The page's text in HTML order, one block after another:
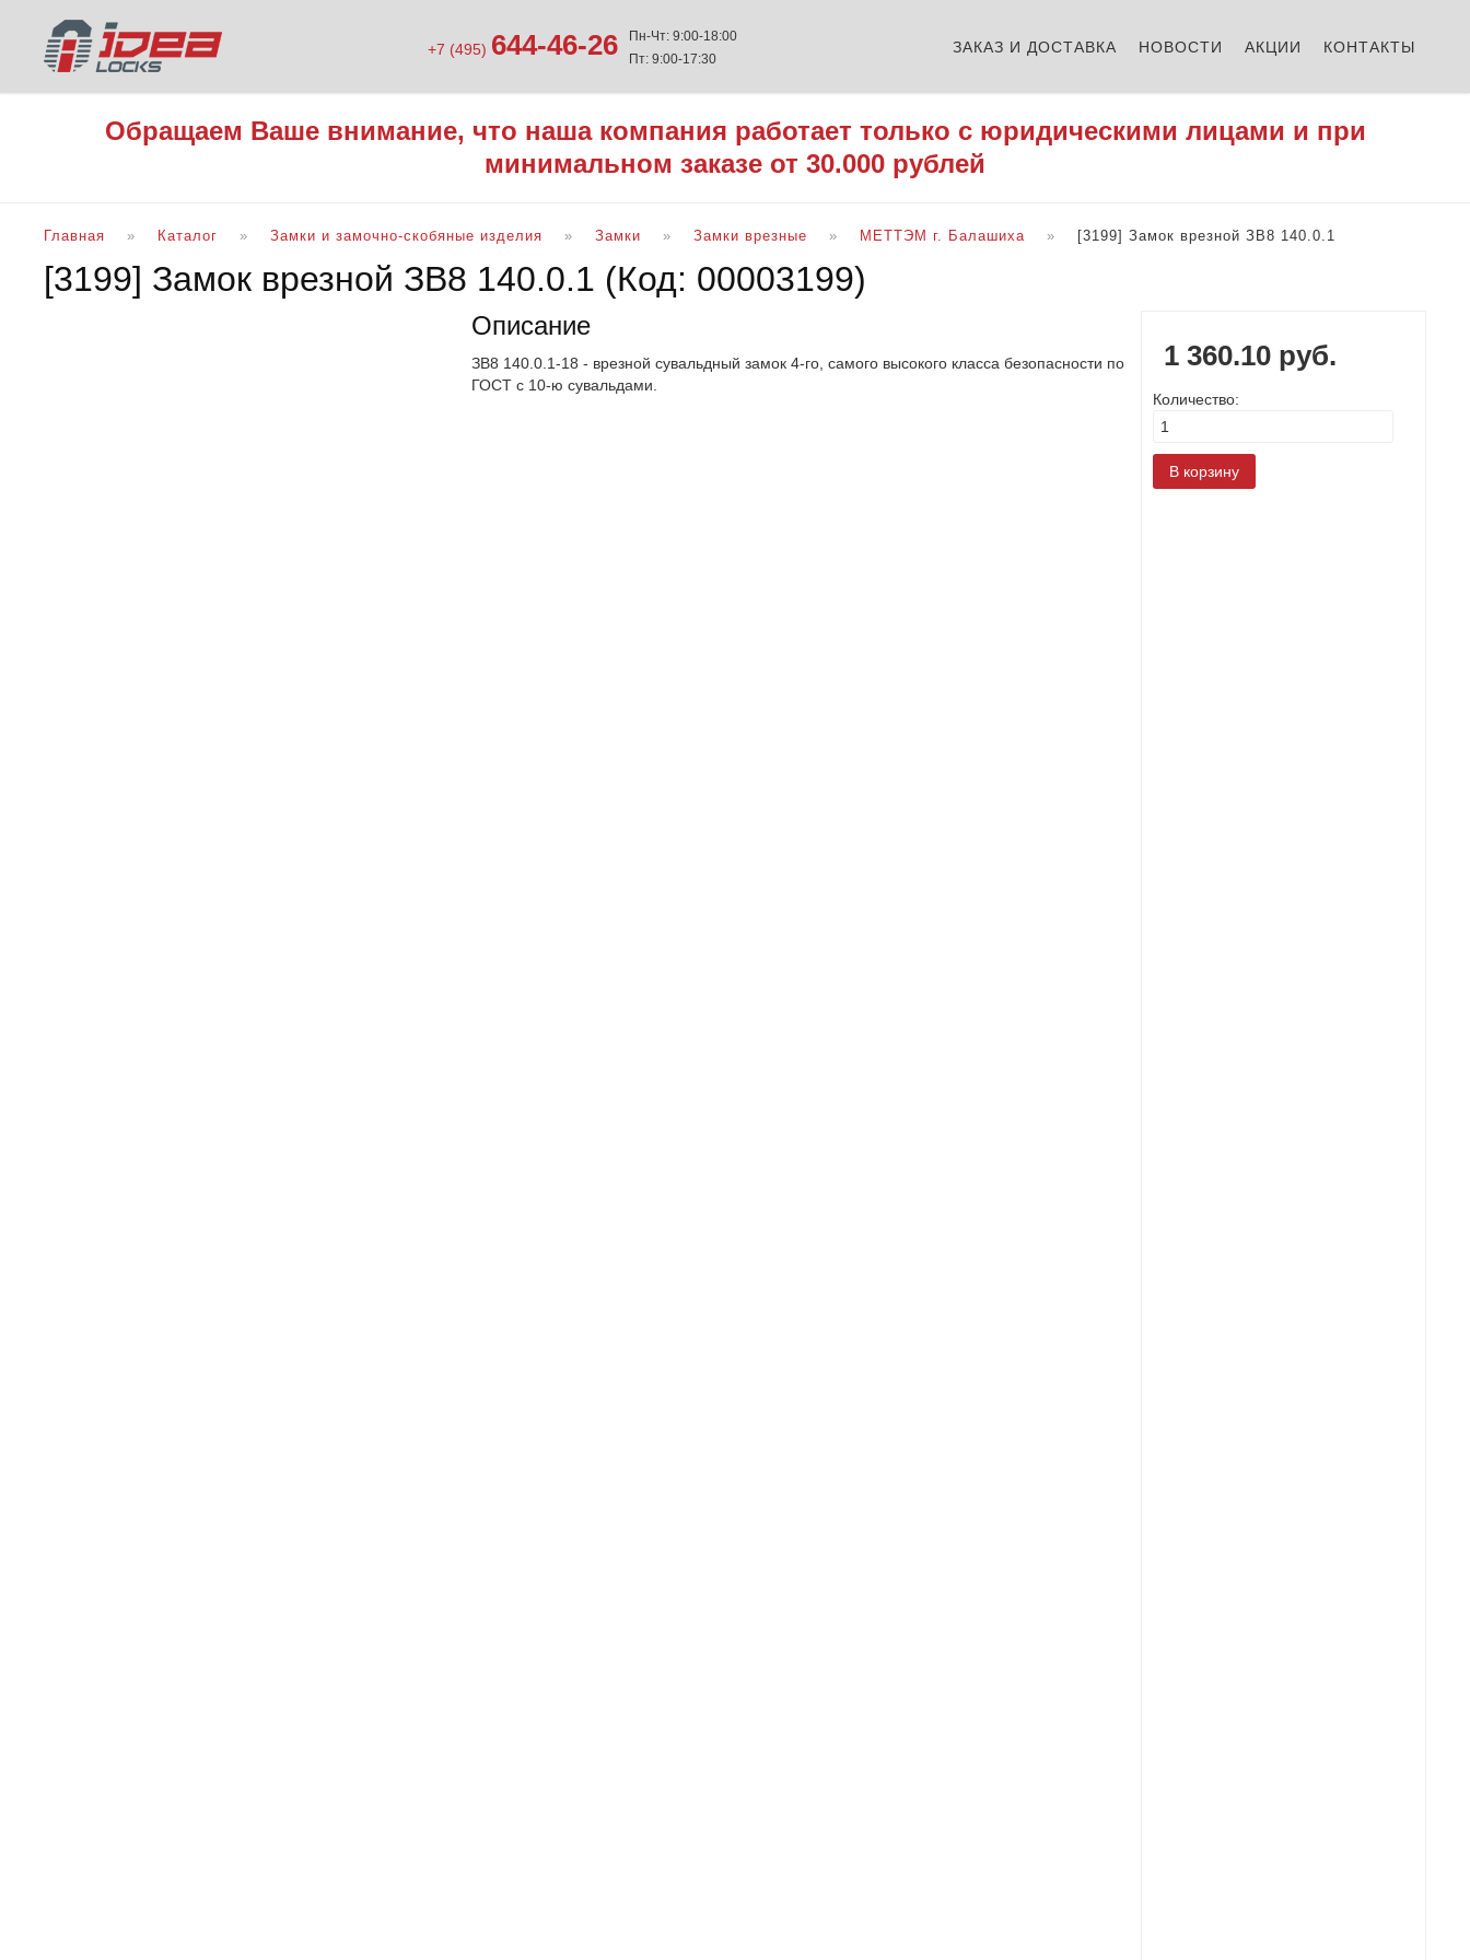
+7 (495) 644-46-26
Пн-Чт: 9:00-18:00
Пт: 9:00-17:30
ЗАКАЗ И ДОСТАВКА НОВОСТИ АКЦИИ КОНТАКТЫ
Обращаем Ваше внимание, что наша компания работает только с юридическими лицами и при
минимальном заказе от 30.000 рублей
Главная Каталог Замки и замочно-скобяные изделия Замки Замки врезные МЕТТЭМ г. Балашиха [3199] Замок врезной ЗВ8 140.0.1
[3199] Замок врезной ЗВ8 140.0.1 (Код: 00003199)
Описание
ЗВ8 140.0.1-18 - врезной сувальдный замок 4-го, самого высокого класса безопасности по
ГОСТ с 10-ю сувальдами.
1 360.10 руб.
Количество: